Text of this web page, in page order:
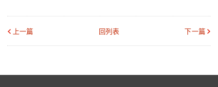
上一篇 回列表 下一篇